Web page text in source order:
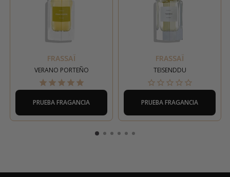
FRASSAÏ
VERANO PORTEÑO
PRUEBA FRAGANCIA
FRASSAÏ
TEISENDDU
PRUEBA FRAGANCIA